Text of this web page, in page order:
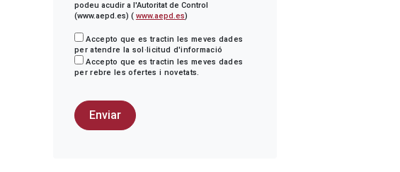
podeu acudir a l'Autoritat de Control
(www.aepd.es) ( www.aepd.es)
Accepto que es tractin les meves dades
per atendre la sol·licitud d'informació
Accepto que es tractin les meves dades
per rebre les ofertes i novetats.